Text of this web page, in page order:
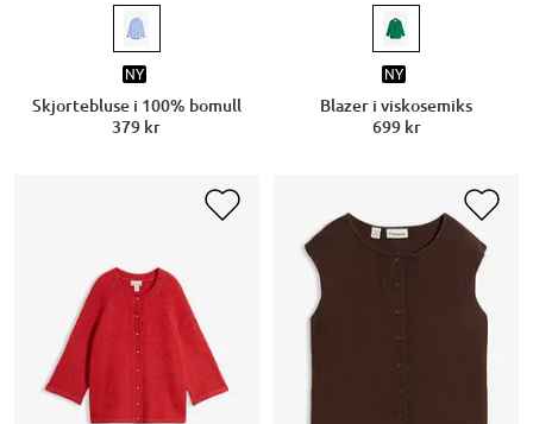
NY
Skjortebluse i 100% bomull
379 kr
NY
Blazer i viskosemiks
699 kr